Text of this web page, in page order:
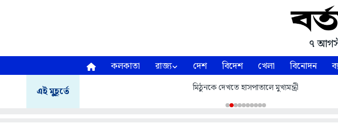
৭
কলকাতা রাজ্য দেশ বিদেশ খেলা বিনোদন
এই মুহূর্তে মিঠুনকে দেখতে হাসপাতালে মুখ্যমন্ত্রী